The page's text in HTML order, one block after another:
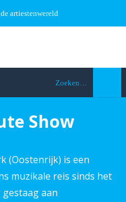
artiestenwereld
Zoeken…
Show
(Oostenrijk) is een
muzikale reis sinds het
aan